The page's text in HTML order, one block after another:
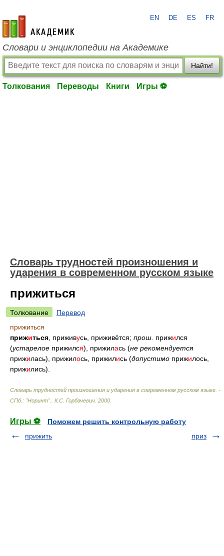
academic.ru
EN DE ES FR
Словари и энциклопедии на Академике
Найти!
Толкования Переводы Книги Игры ⚽
Словарь трудностей произношения и
ударения в современном русском языке
прижиться
Толкование
Перевод
прижиться
прижиться , приживусь, приживётся; прош. прижился
(устарелое прижился), прижилась (не рекомендуется
прижилась), прижилось, прижились (допустимо прижилось,
прижились).
Словарь трудностей произношения и ударения в современном русском языке. -
СПб.: "Норинт".
К.С. Горбачевич 2000
Игры ⚽
Поможем решить контрольную работу
прижить
приз